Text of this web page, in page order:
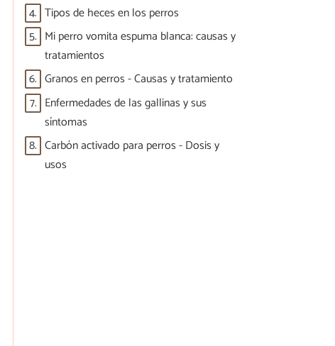
4. Tipos de heces en los perros
5. Mi perro vomita espuma blanca: causas y
tratamientos
6. Granos en perros - Causas y tratamiento
7. Enfermedades de las gallinas y sus
síntomas
8. Carbón activado para perros - Dosis y
usos